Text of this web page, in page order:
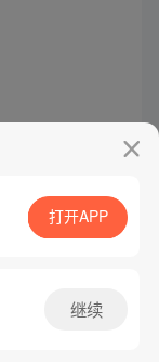
打开APP
继续
5
Reserved